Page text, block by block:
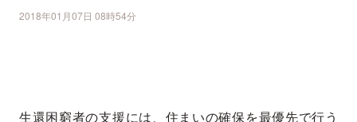
2018年01月07日 08時54分
生還困窮者の支援には、住まいの確保を最優先で行う